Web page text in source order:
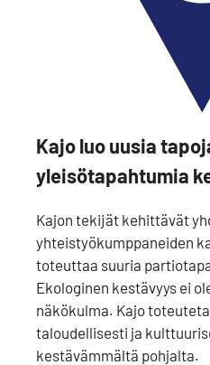
Kajo luo uusia
yleisötapahtumia
Kajon tekijät kehittävät
yhteistyökumppaneiden
toteuttaa suuria
Ekologinen kestävyys ei
näkökulma. Kajo
taloudellisesti ja
kestävämmältä pohjalta.